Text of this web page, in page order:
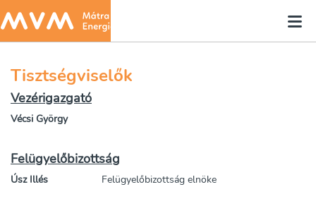
Tisztségviselők
Vezérigazgató
Vécsi György
Felügyelőbizottság
Úsz Illés Felügyelőbizottság elnöke